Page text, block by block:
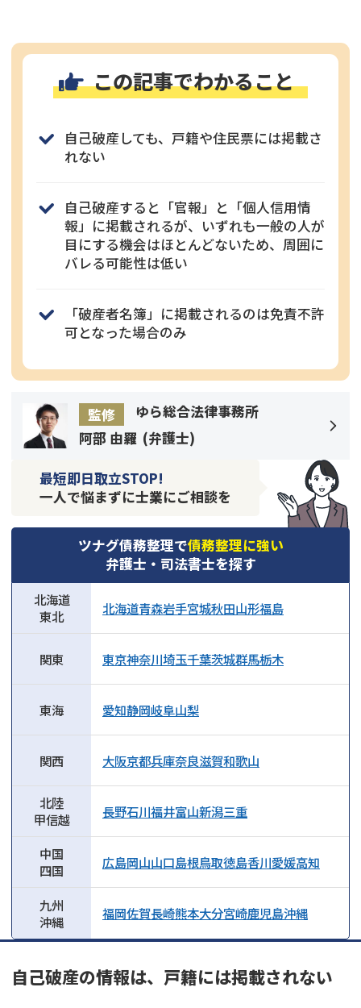
この記事でわかること
自己破産しても、戸籍や住民票には掲載さ
れない
自己破産すると「官報」と「個人信用情
報」に掲載されるが、いずれも一般の人が
目にする機会はほとんどないため、周囲に
バレる可能性は低い
「破産者名簿」に掲載されるのは免責不許
可となった場合のみ
監修
ゆら総合法律事務所
阿部 由羅 (弁護士)
最短即日取立STOP!
一人で悩まずに士業にご相談を
ツナグ債務整理で債務整理に強い
弁護士・司法書士を探す
北海道
東北
北海道青森岩手宮城秋田山形福島
関東 東京神奈川埼玉千葉茨城群馬栃木
東海 愛知静岡岐阜山梨
関西 大阪京都兵庫奈良滋賀和歌山
北陸
甲信越
長野石川福井富山新潟三重
中国
四国
広島岡山山口島根鳥取徳島香川愛媛高知
九州
沖縄
福岡佐賀長崎熊本大分宮崎鹿児島沖縄
自己破産の情報は、戸籍には掲載されない